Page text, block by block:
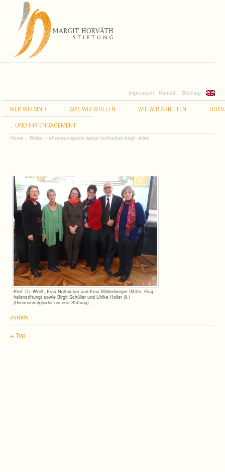
Impressum Kontakt Sitemap
WER WIR SIND WAS WIR WOLLEN WIE WIR ARBEITEN
UND IHR ENGAGEMENT
Home » Bilder » ehrenamtspreis weiss nothacker birgit ulrike
Prof. Dr. Weiß, Frau Not­ha­cker und Frau Mil­den­ber­ger (Mitte, Flug­
ha­fen­stif­tung) sowie Bir­git Schül­ler und Ulrike Hol­ler (li.)
(Gremienmitglieder unse­rer Stiftung)
zurück
Top